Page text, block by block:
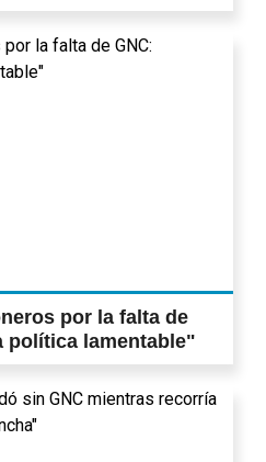
por la falta de
política lamentable"